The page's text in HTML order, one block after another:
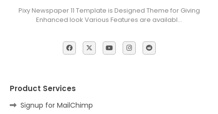
Pixy Newspaper 11 Template is Designed Theme for Giving
Enhanced look Various Features are availabl…
Product Services
Signup for MailChimp